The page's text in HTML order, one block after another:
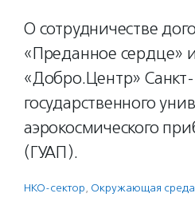
О сотрудничестве
«Преданное сердце»
«Добро.Центр» Санкт-
государственного
аэрокосмического
(ГУАП).
НКО-сектор, Окружающая среда